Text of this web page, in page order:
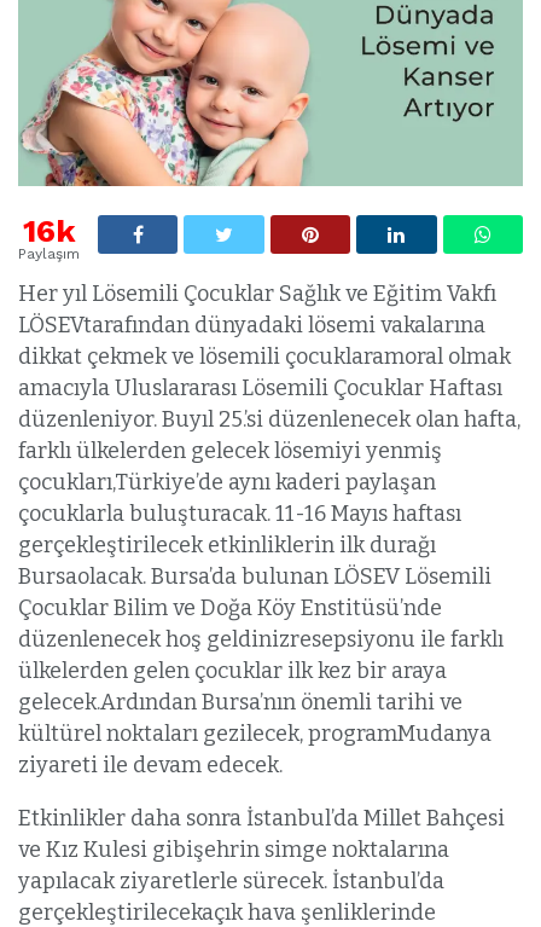
16k
Paylaşım
Her yıl Lösemili Çocuklar Sağlık ve Eğitim Vakfı
LÖSEVtarafından dünyadaki lösemi vakalarına
dikkat çekmek ve lösemili çocuklaramoral olmak
amacıyla Uluslararası Lösemili Çocuklar Haftası
düzenleniyor. Buyıl 25.’si düzenlenecek olan hafta,
farklı ülkelerden gelecek lösemiyi yenmiş
çocukları,Türkiye’de aynı kaderi paylaşan
çocuklarla buluşturacak. 11-16 Mayıs haftası
gerçekleştirilecek etkinliklerin ilk durağı
Bursaolacak. Bursa’da bulunan LÖSEV Lösemili
Çocuklar Bilim ve Doğa Köy Enstitüsü’nde
düzenlenecek hoş geldinizresepsiyonu ile farklı
ülkelerden gelen çocuklar ilk kez bir araya
gelecek.Ardından Bursa’nın önemli tarihi ve
kültürel noktaları gezilecek, programMudanya
ziyareti ile devam edecek.
Etkinlikler daha sonra İstanbul’da Millet Bahçesi
ve Kız Kulesi gibişehrin simge noktalarına
yapılacak ziyaretlerle sürecek. İstanbul’da
gerçekleştirilecekaçık hava şenliklerinde